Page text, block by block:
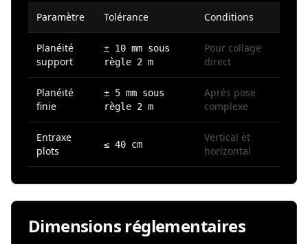
Paramètre Tolérance Conditions
Planéité
support
± 10 mm sous
règle 2 m
Pour collage
direct
Planéité
finie
± 5 mm sous
règle 2 m
Après pose
complexe
Entraxe
plots
≤ 40 cm
Vertical et
horizontal
Dimensions réglementaires